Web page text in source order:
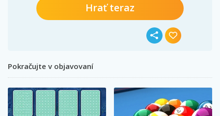
Hrať teraz
Pokračujte v objavovaní